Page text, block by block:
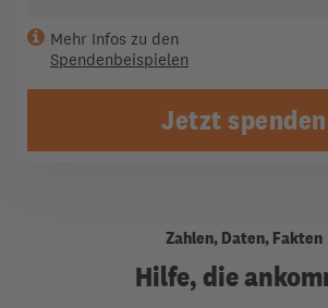
Mehr Infos zu den
Spendenbeispielen
Jetzt spenden
Zahlen, Daten, Fakten
Hilfe, die